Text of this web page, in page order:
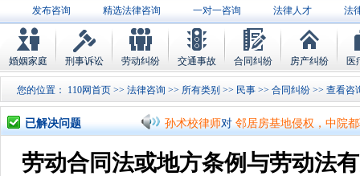
发布咨询 精选法律咨询 一对一咨询 法律人才 法
律师排行
婚姻家庭 刑事诉讼 劳动纠纷 交通事故 合同纠纷 房产纠纷 医
您的位置： 110网首页 >> 法律咨询 >> 所有类别 >> 民事 >> 合同纠纷 >>
已解决问题
孙术校律师 对 将满19周岁，偷了一部
孙术校律师对 邻居房基地侵权，中院
孙术校律师 对在保定上班两年了，一
劳动合同法或地方条例与劳动法